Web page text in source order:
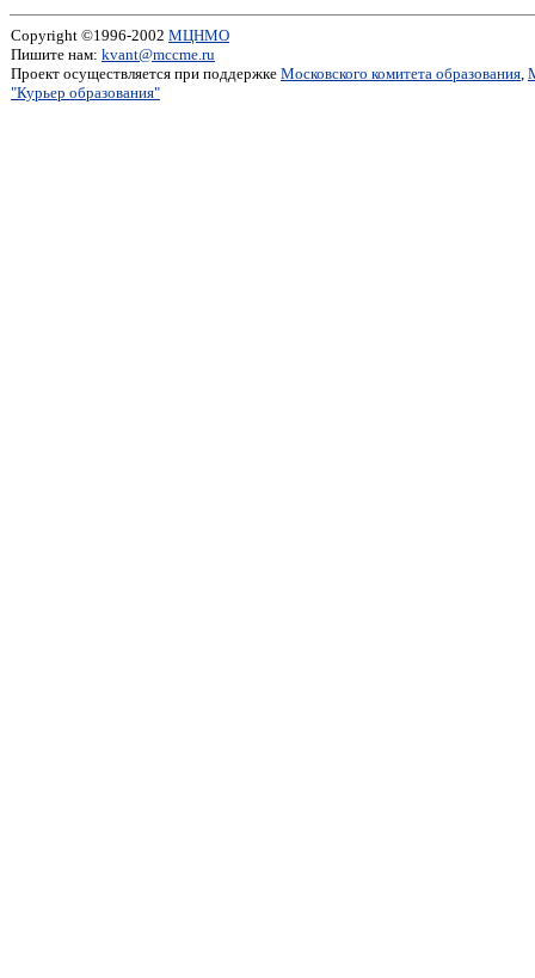
Copyright ©1996-2002 МЦНМО
Пишите нам: kvant@mccme.ru
Проект осуществляется при поддержке Московского комитета образования,
"Курьер образования"